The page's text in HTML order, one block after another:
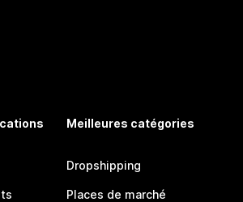
Meilleures catégories
Dropshipping
Places de marché